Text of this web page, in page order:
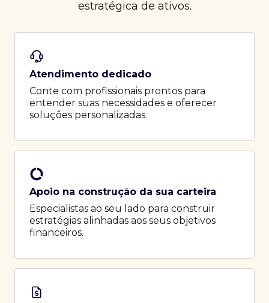
estratégica de ativos.
Atendimento dedicado
Conte com profissionais prontos para
entender suas necessidades e oferecer
soluções personalizadas.
Apoio na construção da sua carteira
Especialistas ao seu lado para construir
estratégias alinhadas aos seus objetivos
financeiros.